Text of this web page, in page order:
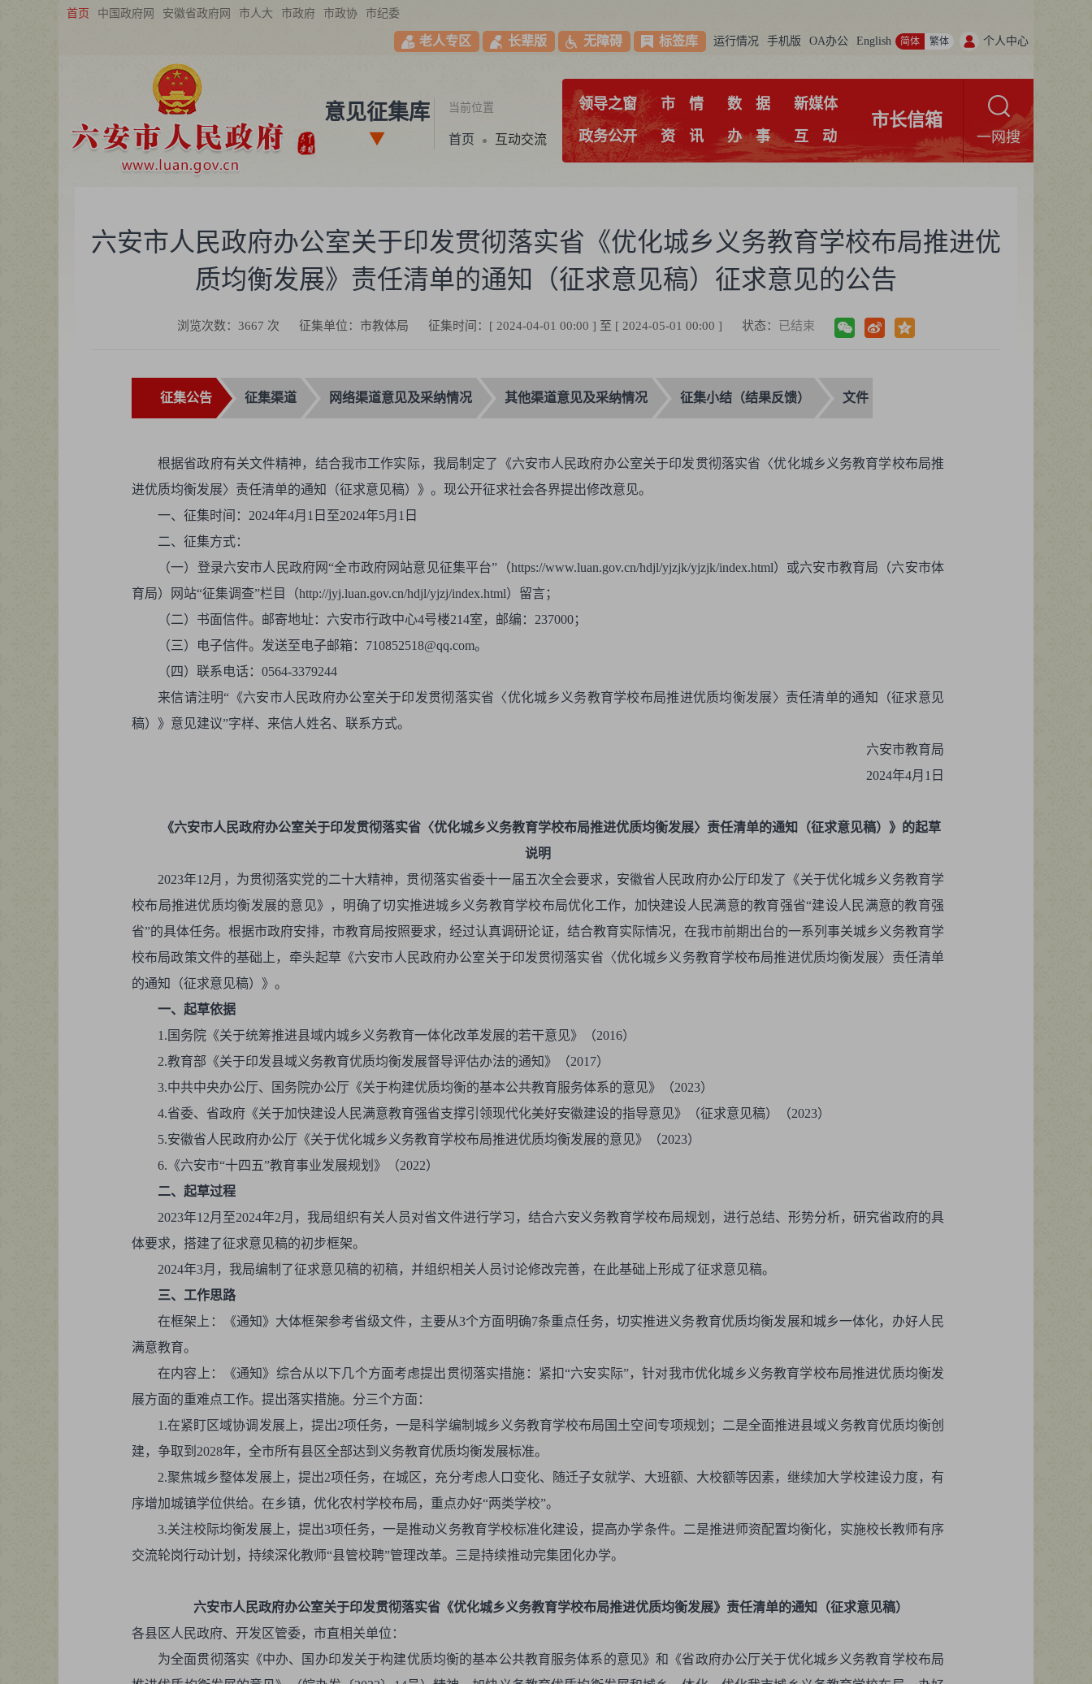
首页 中国政府网 安徽省政府网 市人大 市政府 市政协 市纪委
老人专区 长辈版 无障碍 标签库 运行情况 手机版 OA办公 English 简体 繁体 个人中心
意见征集库 当前位置
首页 互动交流
领导之窗 市 情 数 据
新媒体
政务公开
资 讯 办 事 互 动
市长信箱
一网搜
六安市人民政府办公室关于印发贯彻落实省《优化城乡义务教育学校布局推进优
质均衡发展》责任清单的通知（征求意见稿）征求意见的公告
浏览次数： 3667 次 征集单位：市教体局 征集时间：[ 2024-04-01 00:00 ] 至 [ 2024-05-01 00:00 ] 状态： 已结束
征集公告 征集渠道 网络渠道意见及采纳情况 其他渠道意见及采纳情况 征集小结（结果反馈） 文件
根据省政府有关文件精神，结合我市工作实际，我局制定了《六安市人民政府办公室关于印发贯彻落实省〈优化城乡义务教育学校布局推
进优质均衡发展〉责任清单的通知（征求意见稿）》。现公开征求社会各界提出修改意见。
一、征集时间：2024年4月1日至2024年5月1日
二、征集方式：
（一）登录六安市人民政府网“全市政府网站意见征集平台”（https://www.luan.gov.cn/hdjl/yjzjk/yjzjk/index.html）或六安市教育局（六安市体
育局）网站“征集调查”栏目（http://jyj.luan.gov.cn/hdjl/yjzj/index.html）留言；
（二）书面信件。邮寄地址：六安市行政中心4号楼214室，邮编：237000；
（三）电子信件。发送至电子邮箱：710852518@qq.com。
（四）联系电话：0564-3379244
来信请注明“《六安市人民政府办公室关于印发贯彻落实省〈优化城乡义务教育学校布局推进优质均衡发展〉责任清单的通知（征求意见
稿）》意见建议”字样、来信人姓名、联系方式。
六安市教育局
2024年4月1日
《六安市人民政府办公室关于印发贯彻落实省〈优化城乡义务教育学校布局推进优质均衡发展〉责任清单的通知（征求意见稿）》的起草
说明
2023年12月，为贯彻落实党的二十大精神，贯彻落实省委十一届五次全会要求，安徽省人民政府办公厅印发了《关于优化城乡义务教育学
校布局推进优质均衡发展的意见》，明确了切实推进城乡义务教育学校布局优化工作，加快建设人民满意的教育强省“建设人民满意的教育强
省”的具体任务。根据市政府安排，市教育局按照要求，经过认真调研论证，结合教育实际情况，在我市前期出台的一系列事关城乡义务教育学
校布局政策文件的基础上，牵头起草《六安市人民政府办公室关于印发贯彻落实省〈优化城乡义务教育学校布局推进优质均衡发展〉责任清单
的通知（征求意见稿）》。
一、起草依据
1.国务院《关于统筹推进县域内城乡义务教育一体化改革发展的若干意见》（2016）
2.教育部《关于印发县域义务教育优质均衡发展督导评估办法的通知》（2017）
3.中共中央办公厅、国务院办公厅《关于构建优质均衡的基本公共教育服务体系的意见》（2023）
4.省委、省政府《关于加快建设人民满意教育强省支撑引领现代化美好安徽建设的指导意见》（征求意见稿）（2023）
5.安徽省人民政府办公厅《关于优化城乡义务教育学校布局推进优质均衡发展的意见》（2023）
6.《六安市“十四五”教育事业发展规划》（2022）
二、起草过程
2023年12月至2024年2月，我局组织有关人员对省文件进行学习，结合六安义务教育学校布局规划，进行总结、形势分析，研究省政府的具
体要求，搭建了征求意见稿的初步框架。
2024年3月，我局编制了征求意见稿的初稿，并组织相关人员讨论修改完善，在此基础上形成了征求意见稿。
三、工作思路
在框架上：《通知》大体框架参考省级文件，主要从3个方面明确7条重点任务，切实推进义务教育优质均衡发展和城乡一体化，办好人民
满意教育。
在内容上：《通知》综合从以下几个方面考虑提出贯彻落实措施：紧扣“六安实际”，针对我市优化城乡义务教育学校布局推进优质均衡发
展方面的重难点工作。提出落实措施。分三个方面：
1.在紧盯区域协调发展上，提出2项任务，一是科学编制城乡义务教育学校布局国土空间专项规划；二是全面推进县域义务教育优质均衡创
建，争取到2028年，全市所有县区全部达到义务教育优质均衡发展标准。
2.聚焦城乡整体发展上，提出2项任务，在城区，充分考虑人口变化、随迁子女就学、大班额、大校额等因素，继续加大学校建设力度，有
序增加城镇学位供给。在乡镇，优化农村学校布局，重点办好“两类学校”。
3.关注校际均衡发展上，提出3项任务，一是推动义务教育学校标准化建设，提高办学条件。二是推进师资配置均衡化，实施校长教师有序
交流轮岗行动计划，持续深化教师“县管校聘”管理改革。三是持续推动完集团化办学。
六安市人民政府办公室关于印发贯彻落实省《优化城乡义务教育学校布局推进优质均衡发展》 责任清单的通知（征求意见稿）
各县区人民政府、开发区管委，市直相关单位：
为全面贯彻落实《中办、国办印发关于构建优质均衡的基本公共教育服务体系的意见》和《省政府办公厅关于优化城乡义务教育学校布局